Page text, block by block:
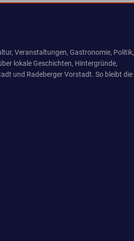
Veranstaltungen, Gastronomie, Politik,
lokale Geschichten, Hintergründe,
und Radeberger Vorstadt. So bleibt die